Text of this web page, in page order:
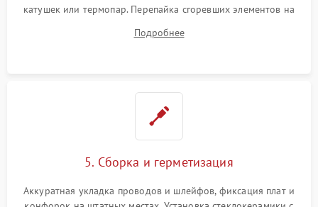
катушек или термопар. Перепайка сгоревших элементов на
дорожек. Очистка контактов и замена поврежденной
Подробнее
5. Сборка и герметизация
Аккуратная укладка проводов и шлейфов, фиксация плат и